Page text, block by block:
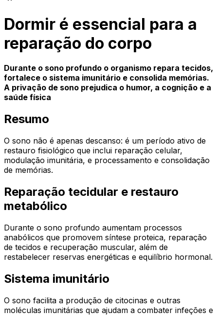
Dormir é essencial para a
reparação do corpo
Durante o sono profundo o organismo repara tecidos,
fortalece o sistema imunitário e consolida memórias.
A privação de sono prejudica o humor, a cognição e a
saúde física
Resumo
O sono não é apenas descanso: é um período ativo de
restauro fisiológico que inclui reparação celular,
modulação imunitária, e processamento e consolidação
de memórias.
Reparação tecidular e restauro
metabólico
Durante o sono profundo aumentam processos
anabólicos que promovem síntese proteica, reparação
de tecidos e recuperação muscular, além de
restabelecer reservas energéticas e equilíbrio hormonal.
Sistema imunitário
O sono facilita a produção de citocinas e outras
moléculas imunitárias que ajudam a combater infeções e